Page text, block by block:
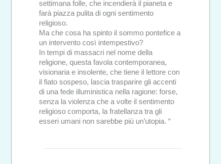
settimana folle, che incendierà il pianeta e
farà piazza pulita di ogni sentimento
religioso.
Ma che cosa ha spinto il sommo pontefice a
un intervento così intempestivo?
In tempi di massacri nel nome della
religione, questa favola contemporanea,
visionaria e insolente, che tiene il lettore con
il fiato sospeso, lascia trasparire gli accenti
di una fede illuministica nella ragione: forse,
senza la violenza che a volte il sentimento
religioso comporta, la fratellanza tra gli
esseri umani non sarebbe più un’utopia. “